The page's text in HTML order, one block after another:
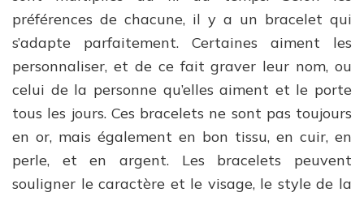
préférences de chacune, il y a un bracelet qui
s’adapte parfaitement. Certaines aiment les
personnaliser, et de ce fait graver leur nom, ou
celui de la personne qu’elles aiment et le porte
tous les jours. Ces bracelets ne sont pas toujours
en or, mais également en bon tissu, en cuir, en
perle, et en argent. Les bracelets peuvent
souligner le caractère et le visage, le style de la